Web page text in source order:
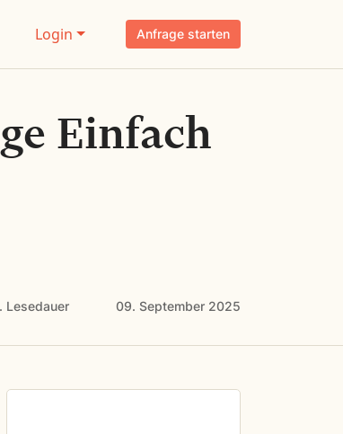
Login Anfrage starten
Einfach
Lesedauer 09. September 2025